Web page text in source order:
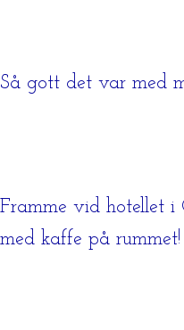
Så gott det var med
Framme vid hotellet i
med kaffe på rummet!